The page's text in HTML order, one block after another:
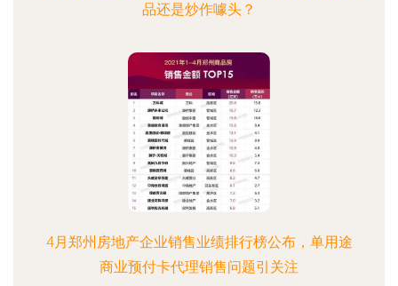
品还是炒作噱头？
4月郑州房地产企业销售业绩排行榜公布，单用途
商业预付卡代理销售问题引关注